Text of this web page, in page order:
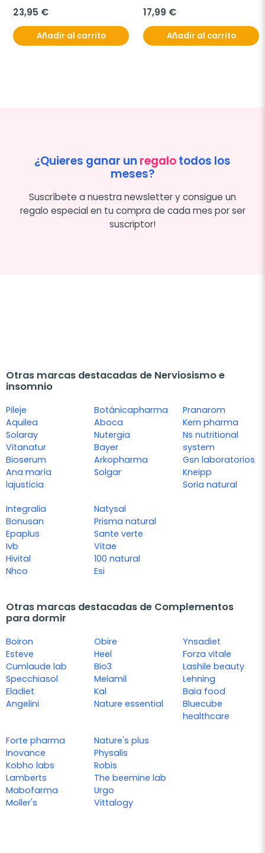
23,95 €
Añadir al carrito
17,99 €
Añadir al carrito
¿Quieres ganar un regalotodos los
meses?
Suscríbete a nuestra newsletter y consigue un
regalo especial en tu compra de cada mes por ser
suscriptor!
Otras marcas destacadas de Nerviosismo e
insomnio
Pileje
Aquilea
Solaray
Vitanatur
Bioserum
Ana maría
lajusticia
Botánicapharma
Aboca
Nutergia
Bayer
Arkopharma
Solgar
Pranarom
Kern pharma
Ns nutritional
system
Gsn laboratorios
Kneipp
Soria natural
Integralia
Bonusan
Epaplus
Ivb
Hivital
Nhco
Natysal
Prisma natural
Sante verte
Vitae
100 natural
Esi
Otras marcas destacadas de Complementos
para dormir
Boiron
Esteve
Cumlaude lab
Specchiasol
Eladiet
Angelini
Obire
Heel
Bio3
Melamil
Kal
Nature essential
Ynsadiet
Forza vitale
Lashile beauty
Lehning
Baia food
Bluecube
healthcare
Forte pharma
Inovance
Kobho labs
Lamberts
Mabofarma
Moller's
Nature's plus
Physalis
Robis
The beemine lab
Urgo
Vittalogy